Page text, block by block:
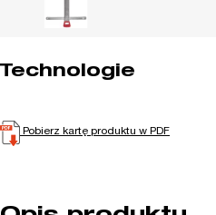
Technologie
Pobierz kartę produktu w PDF